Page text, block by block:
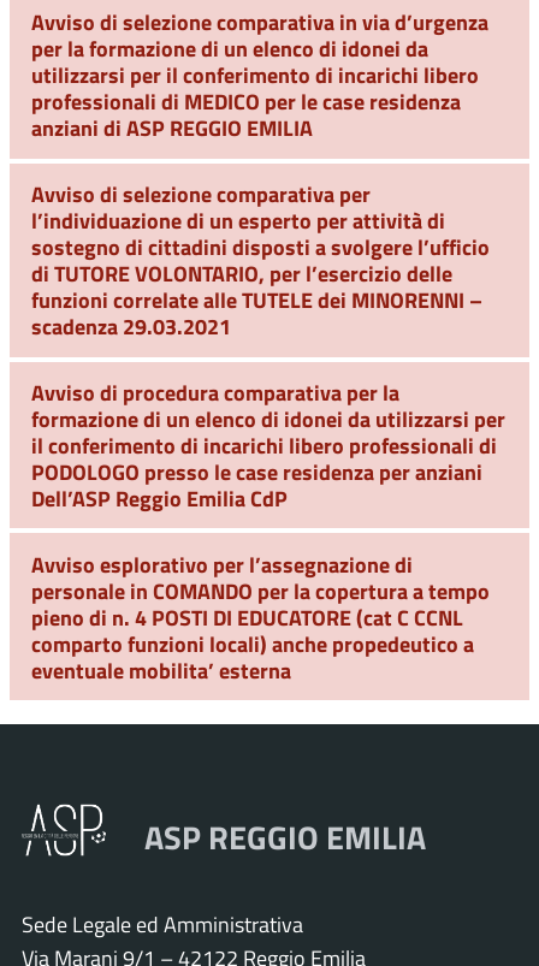
Avviso di selezione comparativa in via d’urgenza
per la formazione di un elenco di idonei da
utilizzarsi per il conferimento di incarichi libero
professionali di MEDICO per le case residenza
anziani di ASP REGGIO EMILIA
Avviso di selezione comparativa per
l’individuazione di un esperto per attività di
sostegno di cittadini disposti a svolgere l’ufficio
di TUTORE VOLONTARIO, per l’esercizio delle
funzioni correlate alle TUTELE dei MINORENNI –
scadenza 29.03.2021
Avviso di procedura comparativa per la
formazione di un elenco di idonei da utilizzarsi per
il conferimento di incarichi libero professionali di
PODOLOGO presso le case residenza per anziani
Dell’ASP Reggio Emilia CdP
Avviso esplorativo per l’assegnazione di
personale in COMANDO per la copertura a tempo
pieno di n. 4 POSTI DI EDUCATORE (cat C CCNL
comparto funzioni locali) anche propedeutico a
eventuale mobilita’ esterna
ASP REGGIO EMILIA
Sede Legale ed Amministrativa
Via Marani 9/1 – 42122 Reggio Emilia